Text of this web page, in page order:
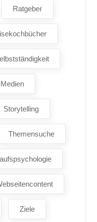
Ratgeber
Storytelling
Themensuche
Ziele